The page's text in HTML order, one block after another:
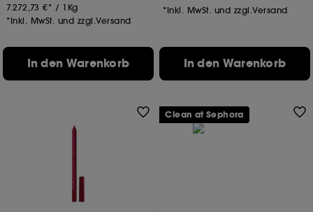
7.272,73 € / 1Kg
*Inkl. MwSt. und zzgl.Versand
In den Warenkorb
*Inkl. MwSt. und zzgl.Versand
In den Warenkorb
Clean at Sephora